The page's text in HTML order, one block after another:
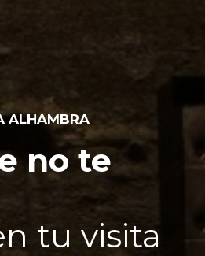
ALHAMBRA
no te
tu visita